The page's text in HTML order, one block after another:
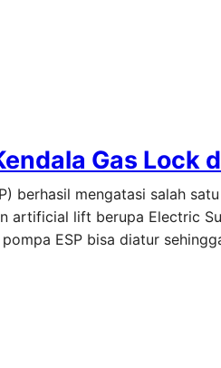
Gas Lock
berhasil mengatasi salah
artificial lift berupa Electric
ESP bisa diatur